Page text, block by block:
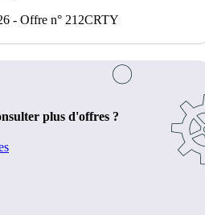
- Offre n° 212CRTY
plus d'offres ?